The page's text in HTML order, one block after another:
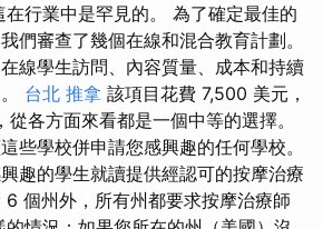
行業中是罕見的。 為了確定最佳的
們審查了幾個在線和混合教育計劃。
線學生訪問、內容質量、成本和持續
台北 推拿 該項目花費 7,500 美元，
各方面來看都是一個中等的選擇。
些學校併申請您感興趣的任何學校。
趣的學生就讀提供經認可的按摩治療
個州外，所有州都要求按摩治療師